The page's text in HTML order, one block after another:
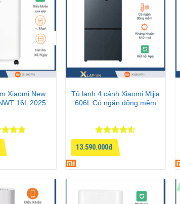
Xiaomi New
16L 2025
xếp
4.67
Tủ lạnh 4 cánh Xiaomi Mijia
606L Có ngăn đông mềm
Được xếp
hạng
4.5
5 sao
13.590.000đ